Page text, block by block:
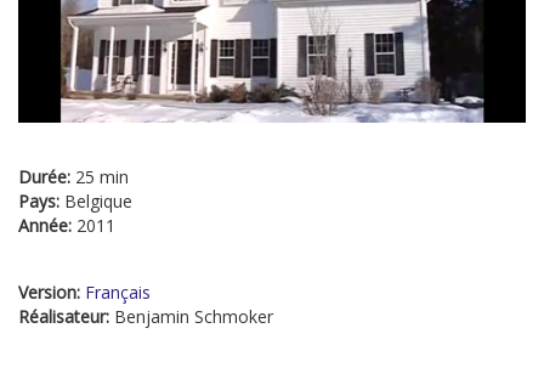
Durée: 25 min
Pays: Belgique
Année: 2011
Version: Français
Réalisateur: Benjamin Schmoker